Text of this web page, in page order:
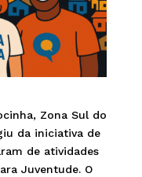
Zona Sul do
da iniciativa de
de atividades
Juventude. O